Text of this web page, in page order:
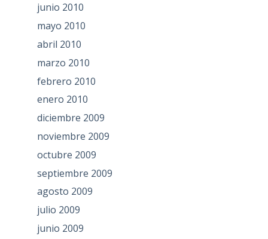
junio 2010
mayo 2010
abril 2010
marzo 2010
febrero 2010
enero 2010
diciembre 2009
noviembre 2009
octubre 2009
septiembre 2009
agosto 2009
julio 2009
junio 2009